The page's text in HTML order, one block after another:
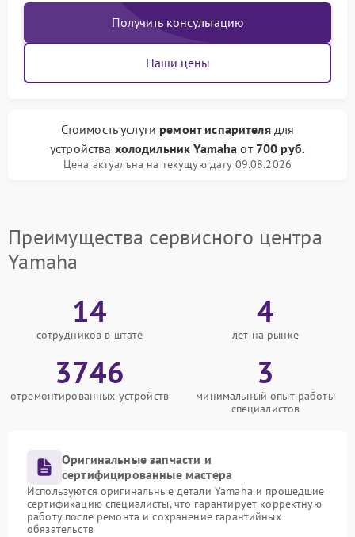
Получить консультацию
Наши цены
Стоимость услуги ремонт испарителядля
устройства холодильник Yamaha от 700 руб.
Цена актуальна на текущую дату 09.08.2026
Преимущества сервисного центра
Yamaha
14
сотрудников в штате
4
лет на рынке
3746
отремонтированных устройств
3
минимальный опыт работы
специалистов
Оригинальные запчасти и
сертифицированные мастера
Используются оригинальные детали Yamaha и прошедшие
сертификацию специалисты, что гарантирует корректную
работу после ремонта и сохранение гарантийных
обязательств